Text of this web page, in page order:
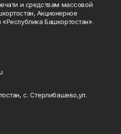
и средствам массовой
Акционерное
Башкортостан».
c. Стерлибашево,ул.